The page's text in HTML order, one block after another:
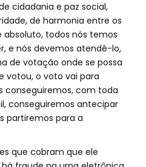
cidadania e paz social,
de harmonia entre os
absoluto, todos nós temos
e nós devemos atendê-lo,
de votação onde se possa
votou, o voto vai para
conseguiremos, com toda
conseguiremos antecipar
partiremos para a
que cobram que ele